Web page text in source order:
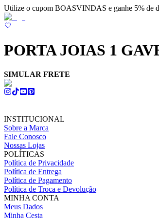
Utilize o cupom BOASVINDAS e ganhe 5% de
PORTA JOIAS 1
SIMULAR FRETE
INSTITUCIONAL
Sobre a Marca
Fale Conosco
Nossas Lojas
POLÍTICAS
Política de Privacidade
Política de Entrega
Política de Pagamento
Política de Troca e Devolução
MINHA CONTA
Meus Dados
Minha Cesta